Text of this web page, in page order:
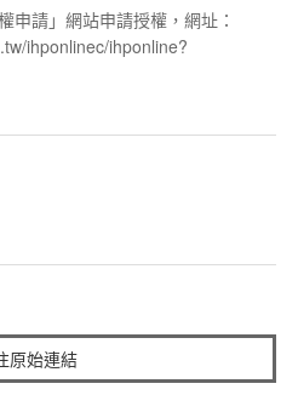
申請」網站申請授權，網址：
ihponlinec/ihponline?
原始連結